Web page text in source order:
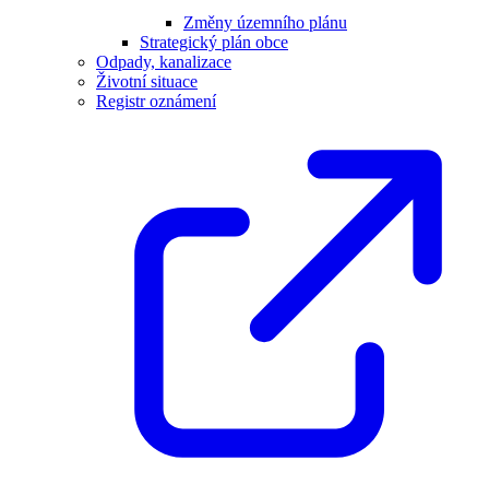
Změny územního plánu
Strategický plán obce
Odpady, kanalizace
Životní situace
Registr oznámení